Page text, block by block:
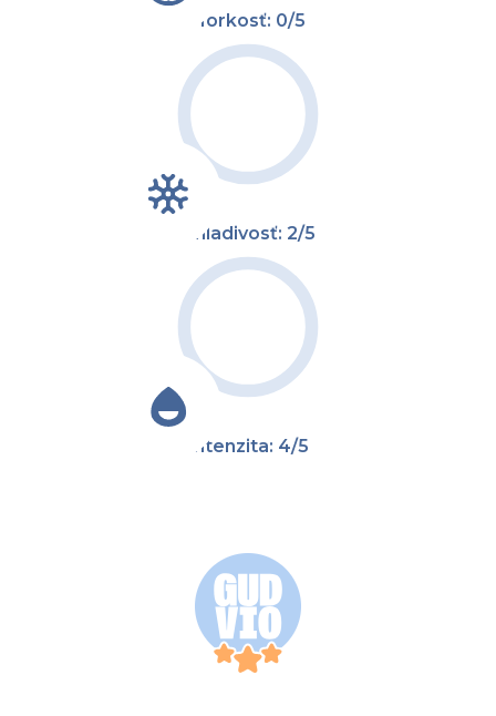
Horkosť: 0/5
Chladivosť: 2/5
Intenzita: 4/5